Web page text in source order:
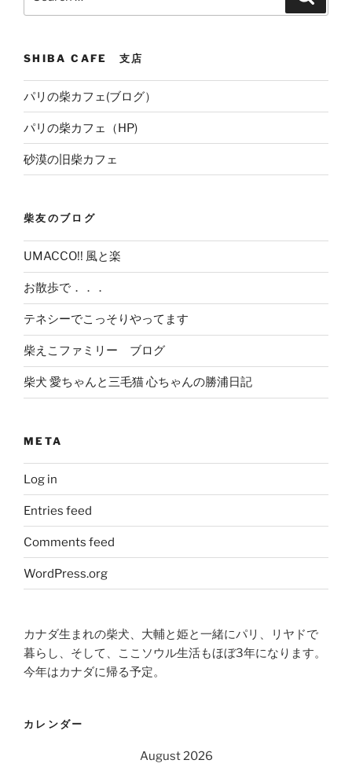
SHIBA CAFE 支店
パリの柴カフェ(ブログ）
パリの柴カフェ（HP)
砂漠の旧柴カフェ
柴友のブログ
UMACCO!! 風と楽
お散歩で．．．
テネシーでこっそりやってます
柴えこファミリー ブログ
柴犬 愛ちゃんと三毛猫 心ちゃんの勝浦日記
META
Log in
Entries feed
Comments feed
WordPress.org
カナダ生まれの柴犬、大輔と姫と一緒にパリ、リヤドで
暮らし、そして、ここソウル生活もほぼ3年になります。
今年はカナダに帰る予定。
カレンダー
August 2026